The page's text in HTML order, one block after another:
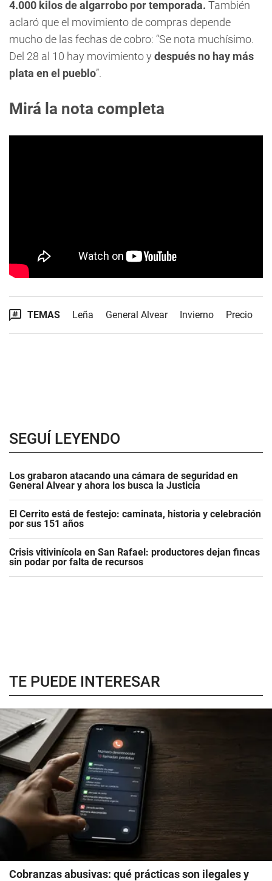
4.000 kilos de algarrobo por temporada. También
aclaró que el movimiento de compras depende
mucho de las fechas de cobro: “Se nota muchísimo.
Del 28 al 10 hay movimiento y después no hay más
plata en el pueblo”.
Mirá la nota completa
TEMAS Leña General Alvear Invierno Precio
SEGUÍ LEYENDO
Los grabaron atacando una cámara de seguridad en
General Alvear y ahora los busca la Justicia
El Cerrito está de festejo: caminata, historia y celebración
por sus 151 años
Crisis vitivinícola en San Rafael: productores dejan fincas
sin podar por falta de recursos
TE PUEDE INTERESAR
Cobranzas abusivas: qué prácticas son ilegales y